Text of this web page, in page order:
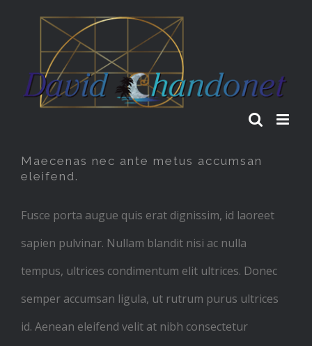
content
Maecenas nec ante metus accumsan
eleifend.
Fusce porta augue quis erat dignissim, id laoreet
sapien pulvinar. Nullam blandit nisi ac nulla
tempus, ultrices condimentum elit ultrices. Donec
semper accumsan ligula, ut rutrum purus ultrices
id. Aenean eleifend velit at nibh consectetur